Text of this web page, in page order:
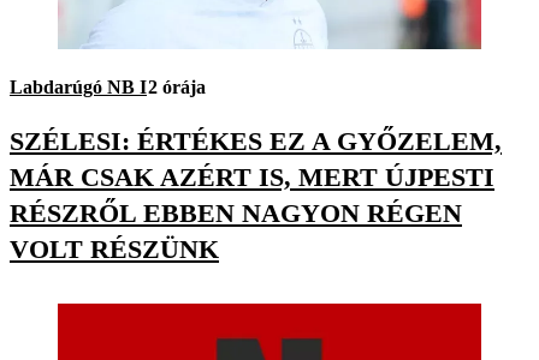
Labdarúgó NB I2 órája
SZÉLESI: ÉRTÉKES EZ A GYŐZELEM,
MÁR CSAK AZÉRT IS, MERT ÚJPESTI
RÉSZRŐL EBBEN NAGYON RÉGEN
VOLT RÉSZÜNK